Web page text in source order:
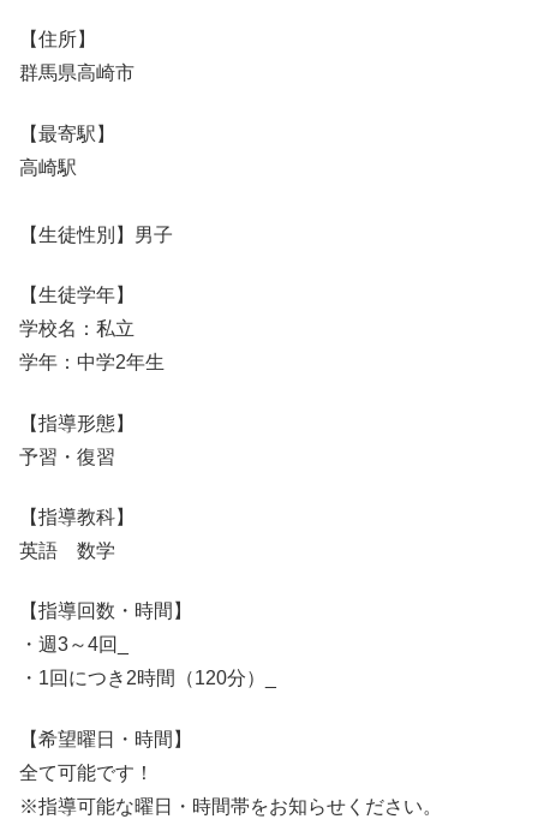
【住所】
群馬県高崎市
【最寄駅】
高崎駅
【生徒性別】男子
【生徒学年】
学校名：私立
学年：中学2年生
【指導形態】
予習・復習
【指導教科】
英語 数学
【指導回数・時間】
・週3～4回_
・1回につき2時間（120分）_
【希望曜日・時間】
全て可能です！
※指導可能な曜日・時間帯をお知らせください。